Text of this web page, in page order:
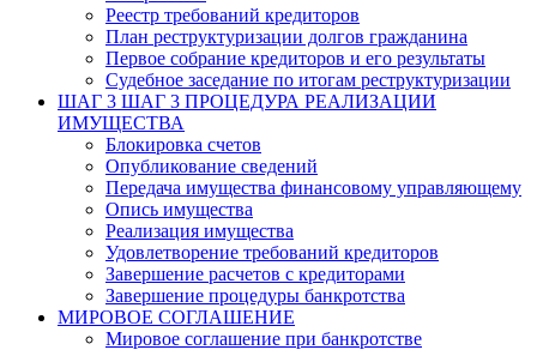
Реестр требований кредиторов
План реструктуризации долгов гражданина
Первое собрание кредиторов и его результаты
Судебное заседание по итогам реструктуризации
ШАГ 3 ШАГ 3 ПРОЦЕДУРА РЕАЛИЗАЦИИ
ИМУЩЕСТВА
Блокировка счетов
Опубликование сведений
Передача имущества финансовому управляющему
Опись имущества
Реализация имущества
Удовлетворение требований кредиторов
Завершение расчетов с кредиторами
Завершение процедуры банкротства
МИРОВОЕ СОГЛАШЕНИЕ
Мировое соглашение при банкротстве